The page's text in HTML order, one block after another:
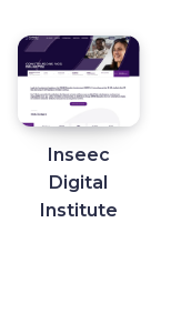
Inseec
Digital
Institute